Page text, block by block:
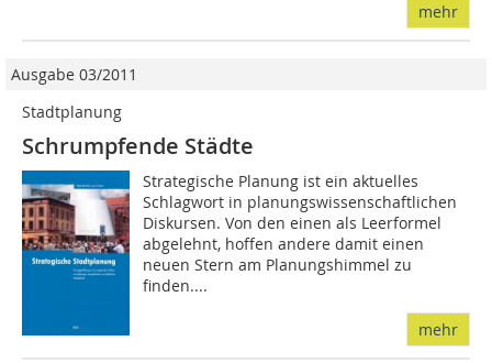
mehr
Ausgabe 03/2011
Stadtplanung
Schrumpfende Städte
Strategische Planung ist ein aktuelles
Schlagwort in planungswissenschaftlichen
Diskursen. Von den einen als Leerformel
abgelehnt, hoffen andere damit einen
neuen Stern am Planungshimmel zu
finden....
mehr